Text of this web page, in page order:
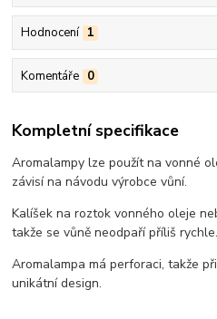
Hodnocení 1
Komentáře 0
Kompletní specifikace
Aromalampy lze použít na vonné
závisí na návodu výrobce vůní.
Kalíšek na roztok vonného oleje
takže se vůně neodpaří příliš rychle.
Aromalampa má perforaci, takže
unikátní design.